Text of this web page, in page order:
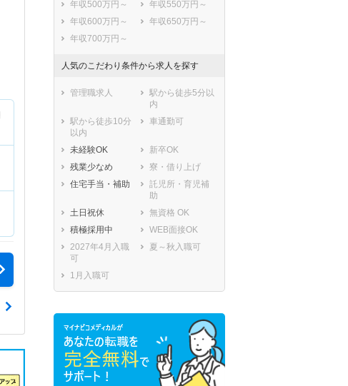
年収500万円～
年収550万円～
年収600万円～
年収650万円～
年収700万円～
人気のこだわり条件から求人を探す
管理職求人
駅から徒歩5分以
内
駅から徒歩10分
以内
車通勤可
未経験OK
新卒OK
残業少なめ
寮・借り上げ
住宅手当・補助
託児所・育児補
助
土日祝休
無資格 OK
積極採用中
WEB面接OK
2027年4月入職
可
夏～秋入職可
1月入職可